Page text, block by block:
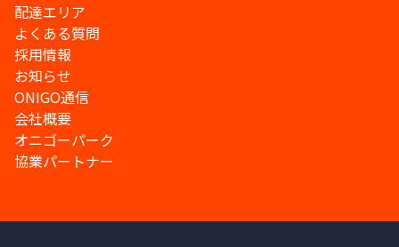
配達エリア
よくある質問
採用情報
お知らせ
ONIGO通信
会社概要
オニゴーパーク
協業パートナー